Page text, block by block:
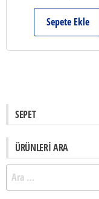
Sepete Ekle
SEPET
ÜRÜNLERI ARA
Arama: